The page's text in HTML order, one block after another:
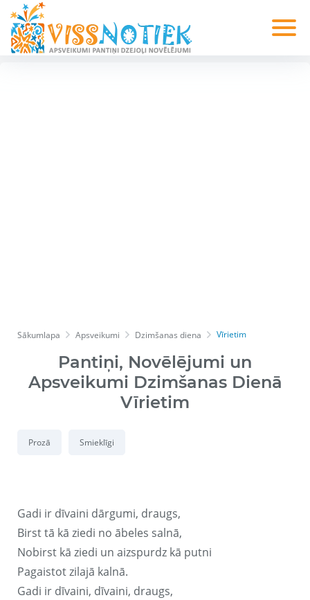
Sākumlapa Apsveikumi Dzimšanas diena Vīrietim
Pantiņi, Novēlējumi un
Apsveikumi Dzimšanas Dienā
Vīrietim
Prozā Smieklīgi
Gadi ir dīvaini dārgumi, draugs,
Birst tā kā ziedi no ābeles salnā,
Nobirst kā ziedi un aizspurdz kā putni
Pagaistot zilajā kalnā.
Gadi ir dīvaini, dīvaini, draugs,